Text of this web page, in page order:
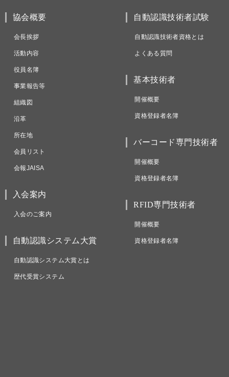
協会概要
会長挨拶
活動内容
役員名簿
事業報告等
組織図
沿革
所在地
会員リスト
会報JAISA
入会案内
入会のご案内
自動認識システム大賞
自動認識システム大賞とは
歴代受賞システム
自動認識技術者試験
自動認識技術者資格とは
よくある質問
基本技術者
開催概要
資格登録者名簿
バーコード専門技術者
開催概要
資格登録者名簿
RFID専門技術者
開催概要
資格登録者名簿